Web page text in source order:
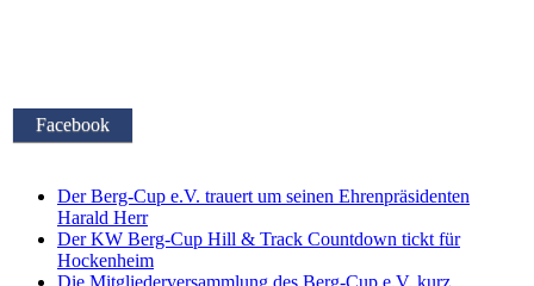
Facebook
Der Berg-Cup e.V. trauert um seinen Ehrenpräsidenten
Harald Herr
Der KW Berg-Cup Hill & Track Countdown tickt für
Hockenheim
Die Mitgliederversammlung des Berg-Cup e.V. kurz